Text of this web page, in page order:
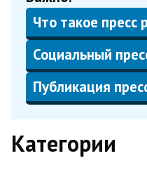
Что такое пресс
Социальный
Публикация
Категории